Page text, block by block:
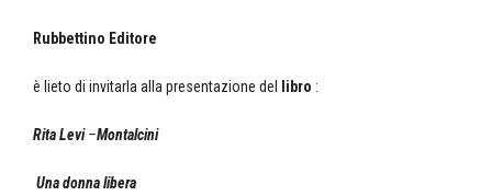
Rubbettino Editore
è lieto di invitarla alla presentazione del libro :
Rita Levi–Montalcini
Una donna libera